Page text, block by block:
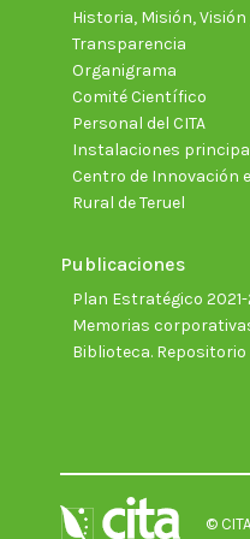
Historia, Misión,
Transparencia
Organigrama
Comité Científico
Personal del CITA
Instalaciones
Centro de Innovación
Rural de Teruel
Publicaciones
Plan Estratégico
Memorias
Biblioteca. Repositorio
©